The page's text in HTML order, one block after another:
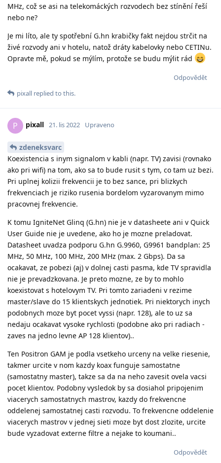
MHz, což se asi na telekomáckých rozvodech bez stínění řeší
nebo ne?
Je mi líto, ale ty spotřební G.hn krabičky fakt nejdou strčit na
živé rozvody ani v hotelu, natož dráty kabelovky nebo CETINu.
Opravte mě, pokud se mýlím, protože se budu mýlit rád
Odpovědět
pixall replied to this.
P pixall 21. lis 2022 Upraveno
zdeneksvarc
Koexistencia s inym signalom v kabli (napr. TV) zavisi (rovnako
ako pri wifi) na tom, ako sa to bude rusit s tym, co tam uz bezi.
Pri uplnej kolizii frekvencii je to bez sance, pri blizkych
frekvenciach je riziko rusenia bordelom vyzarovanym mimo
pracovnej frekvencie.
K tomu IgniteNet Glinq (G.hn) nie je v datasheete ani v Quick
User Guide nie je uvedene, ako ho je mozne preladovat.
Datasheet uvadza podporu G.hn G.9960, G9961 bandplan: 25
MHz, 50 MHz, 100 MHz, 200 MHz (max. 2 Gbps). Da sa
ocakavat, ze pobezi (aj) v dolnej casti pasma, kde TV spravidla
nie je prevadzkovana. Je preto mozne, ze by to mohlo
koexistovat s hotelovym TV. Pri tomto zariadeni v rezime
master/slave do 15 klientskych jednotiek. Pri niektorych inych
podobnych moze byt pocet vyssi (napr. 128), ale to uz sa
nedaju ocakavat vysoke rychlosti (podobne ako pri radiach -
zaves na jedno levne AP 128 klientov)..
Ten Positron GAM je podla vsetkeho urceny na velke riesenie,
takmer urcite v nom kazdy koax funguje samostatne
(samostatny master), takze sa da na neho zavesit ovela vacsi
pocet klientov. Podobny vysledok by sa dosiahol pripojenim
viacerych samostatnych mastrov, kazdy do frekvencne
oddelenej samostatnej casti rozvodu. To frekvencne oddelenie
viacerych mastrov v jednej sieti moze byt dost zlozite, urcite
bude vyzadovat externe filtre a nejake to koumani..
Odpovědět